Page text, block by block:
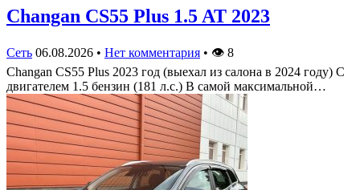
Changan CS55 Plus 1.5 AT 2023
Сеть 06.08.2026 • Нет комментария • 👁 8
Changan CS55 Plus 2023 год (выехал из салона в 2024 году) С
двигателем 1.5 бензин (181 л.с.) В самой максимальной…